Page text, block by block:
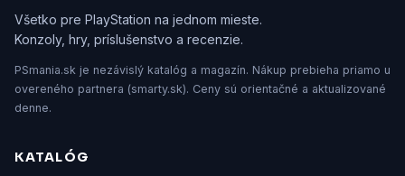
Všetko pre PlayStation na jednom mieste.
Konzoly, hry, príslušenstvo a recenzie.
PSmania.sk je nezávislý katalóg a magazín. Nákup prebieha priamo u
overeného partnera (smarty.sk). Ceny sú orientačné a aktualizované
denne.
KATALÓG